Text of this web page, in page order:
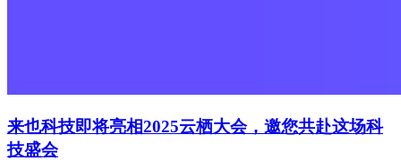
来也科技即将亮相2025云栖大会，邀您共赴这场科
技盛会